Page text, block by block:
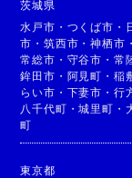
茨城県
水戸市 ・ つくば市 ・
市 ・筑西市 ・神栖市
常総市 ・ 守谷市 ・ 常
鉾田市 ・ 阿見町 ・ 稲
らい市 ・ 下妻市 ・ 行
八千代町 ・城里町 ・
町
東京都